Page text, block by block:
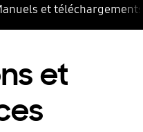
et téléchargements
et